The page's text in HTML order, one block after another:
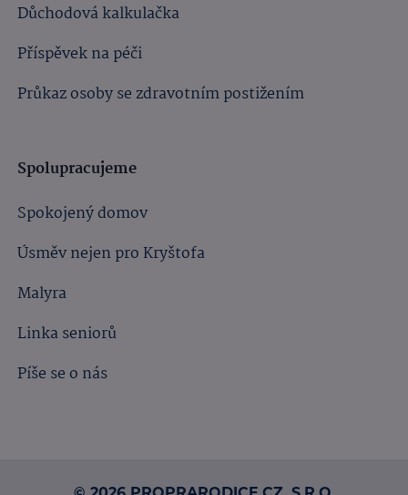
Důchodová kalkulačka
Příspěvek na péči
Průkaz osoby se zdravotním postižením
Spolupracujeme
Spokojený domov
Úsměv nejen pro Kryštofa
Malyra
Linka seniorů
Píše se o nás